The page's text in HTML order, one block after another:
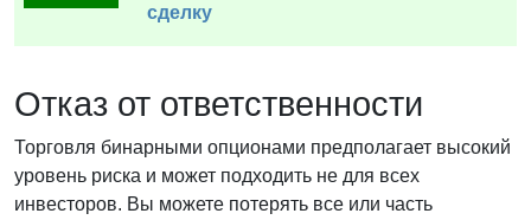
сделку
Отказ от ответственности
Торговля бинарными опционами предполагает высокий
уровень риска и может подходить не для всех
инвесторов. Вы можете потерять все или часть